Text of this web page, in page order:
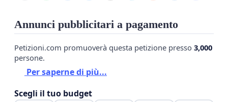
Annunci pubblicitari a pagamento
Petizioni.com promuoverà questa petizione presso 3,000
persone.
Per saperne di più...
Scegli il tuo budget